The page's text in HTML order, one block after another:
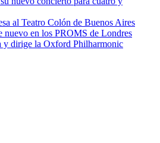
al Teatro Colón de Buenos Aires
nuevo en los PROMS de Londres
y dirige la Oxford Philharmonic